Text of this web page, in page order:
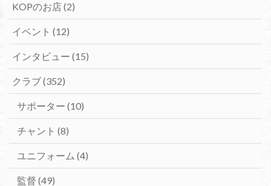
KOPのお店(2)
イベント (12)
インタビュー (15)
クラブ(352)
サポーター (10)
チャント (8)
ユニフォーム (4)
監督 (49)